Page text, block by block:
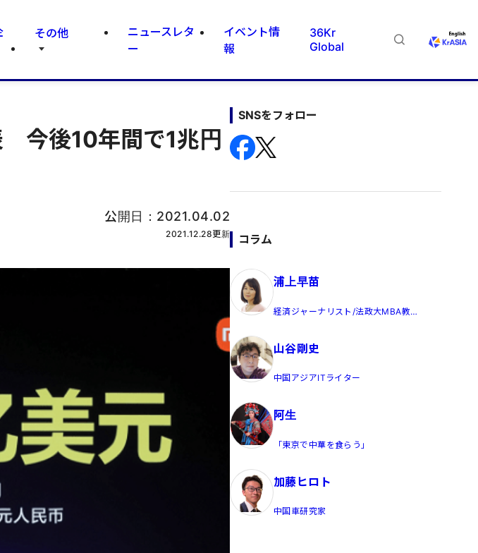
その他
ニュースレタ
ー
イベント情
報
36Kr
Global
今後10年間で1兆円
公開日： 2021.04.02
2021.12.28更新
SNSをフォロー
コラム
浦上早苗
経済ジャーナリスト/法政大MBA教
山谷剛史
中国アジアITライター
阿生
「東京で中華を食らう」
加藤ヒロト
中国車研究家